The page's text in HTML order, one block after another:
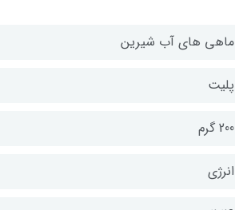
ماهی های آب شیرین
پلیت
200 گرم
انرژی